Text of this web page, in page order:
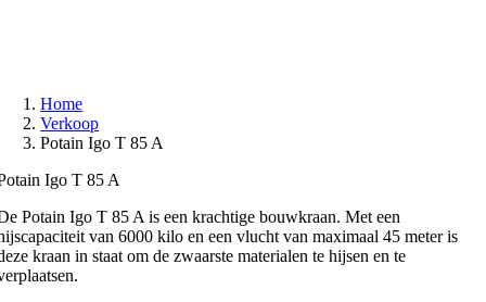
Home
Verkoop
Potain Igo T 85 A
Igo T 85 A
Potain Igo T 85 A is een krachtige bouwkraan. Met een
van 6000 kilo en een vlucht van maximaal 45 meter is
kraan in staat om de zwaarste materialen te hijsen en te